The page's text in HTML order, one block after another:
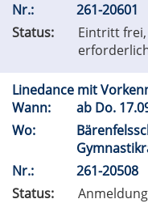
Nr.:
261-20601
Status:
Eintritt
Linedance mit
Wann:
ab Do.
Wo:
Nr.:
261-20508
Status: